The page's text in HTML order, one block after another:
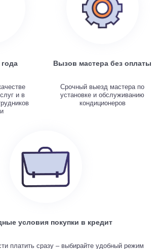
и в
Вызов мастера без оплаты
Срочный выезд мастера по
установке и обслуживанию
кондиционеров
условия покупки в кредит
платить сразу – выбирайте удобный режим